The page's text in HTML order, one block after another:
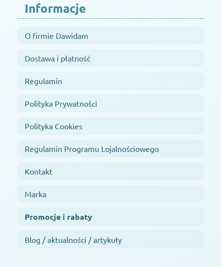
Informacje
O firmie Dawidam
Dostawa i płatność
Regulamin
Polityka Prywatności
Polityka Cookies
Regulamin Programu Lojalnościowego
Kontakt
Marka
Promocje i rabaty
Blog / aktualności / artykuły